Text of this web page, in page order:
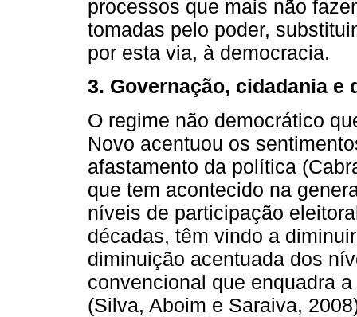
processos que mais não
tomadas pelo poder,
por esta via, à democracia.
3. Governação, cidadania e
O regime não democrático
Novo acentuou os
afastamento da política
que tem acontecido na
níveis de participação
décadas, têm vindo a
diminuição acentuada dos
convencional que enquadra
(Silva, Aboim e Saraiva,